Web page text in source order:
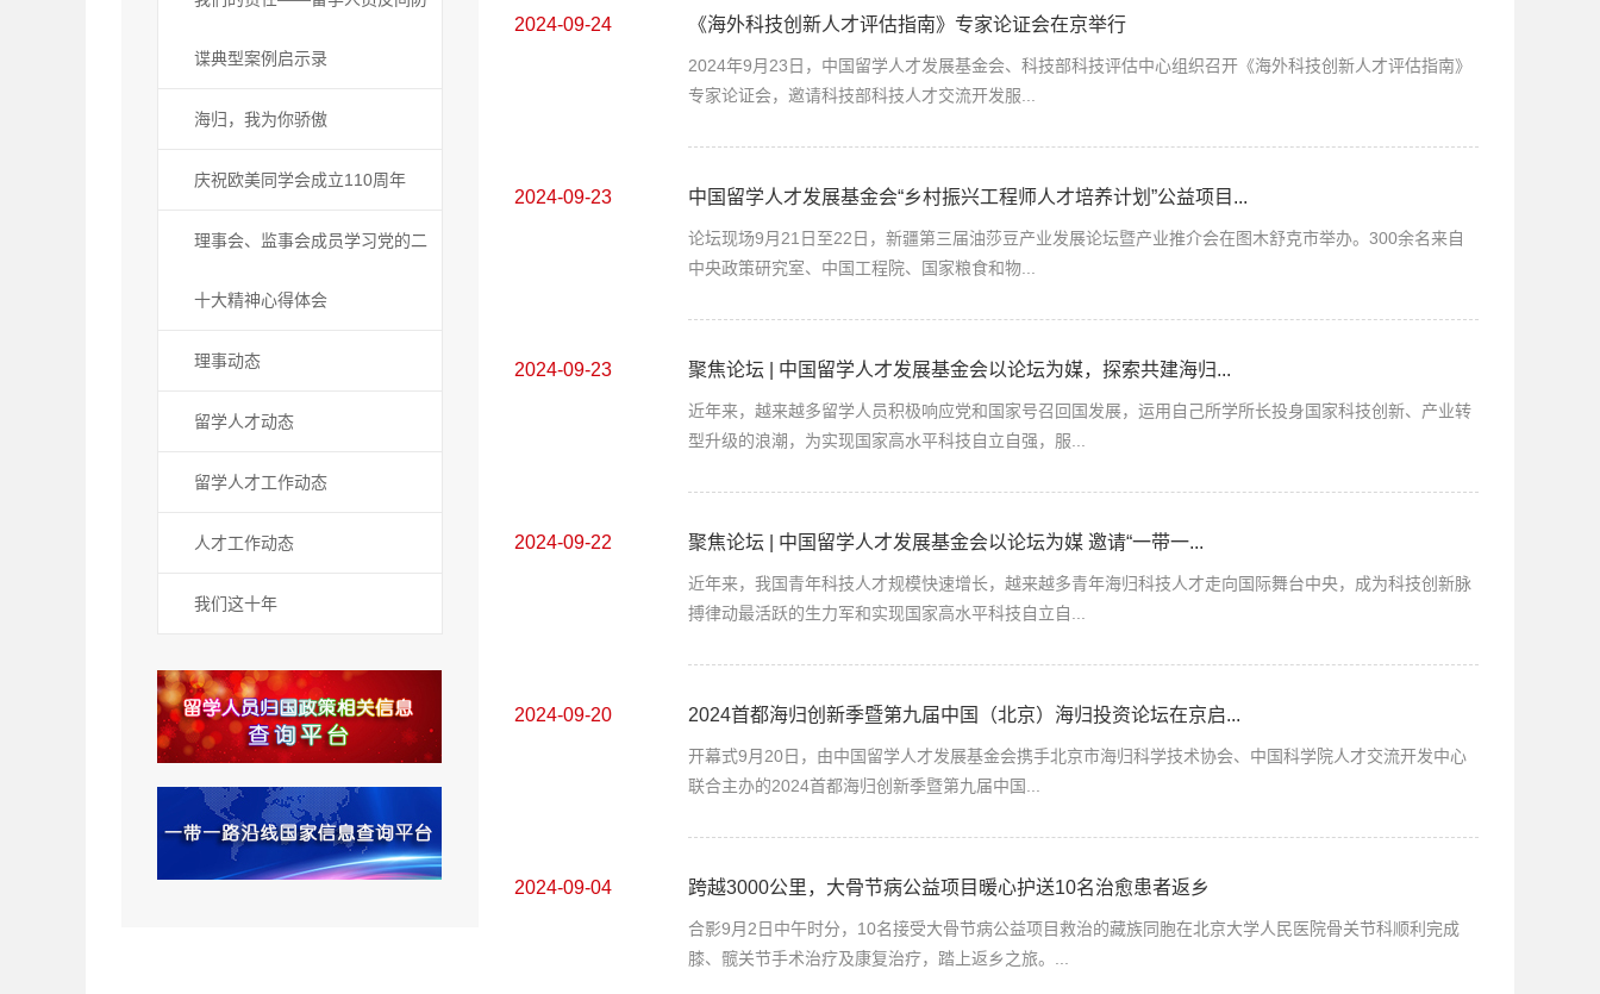
谍典型案例启示录
海归，我为你骄傲
庆祝欧美同学会成立110周年
理事会、监事会成员学习党的二
十大精神心得体会
理事动态
留学人才动态
留学人才工作动态
人才工作动态
我们这十年
2024-09-24 《海外科技创新人才评估指南》专家论证会在京举行
2024年9月23日，中国留学人才发展基金会、科技部科技评估中心组织召开《海外科技创新人才评估指南》
专家论证会，邀请科技部科技人才交流开发服...
2024-09-23 中国留学人才发展基金会“乡村振兴工程师人才培养计划”公益项目...
论坛现场9月21日至22日，新疆第三届油莎豆产业发展论坛暨产业推介会在图木舒克市举办。300余名来自
中央政策研究室、中国工程院、国家粮食和物...
2024-09-23 聚焦论坛 | 中国留学人才发展基金会以论坛为媒，探索共建海归...
近年来，越来越多留学人员积极响应党和国家号召回国发展，运用自己所学所长投身国家科技创新、产业转
型升级的浪潮，为实现国家高水平科技自立自强，服...
2024-09-22 聚焦论坛 | 中国留学人才发展基金会以论坛为媒 邀请“一带一...
近年来，我国青年科技人才规模快速增长，越来越多青年海归科技人才走向国际舞台中央，成为科技创新脉
搏律动最活跃的生力军和实现国家高水平科技自立自...
2024-09-20 2024首都海归创新季暨第九届中国（北京）海归投资论坛在京启...
开幕式9月20日，由中国留学人才发展基金会携手北京市海归科学技术协会、中国科学院人才交流开发中心
联合主办的2024首都海归创新季暨第九届中国...
2024-09-04 跨越3000公里，大骨节病公益项目暖心护送10名治愈患者返乡
合影9月2日中午时分，10名接受大骨节病公益项目救治的藏族同胞在北京大学人民医院骨关节科顺利完成
膝、髋关节手术治疗及康复治疗，踏上返乡之旅。...